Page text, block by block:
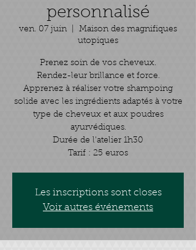
personnalisé
ven. 07 juin
Maison des magnifiques
utopiques
Prenez soin de vos cheveux.
Rendez-leur brillance et force.
Apprenez à réaliser votre shampoing
solide avec les ingrédients adaptés à votre
type de cheveux et aux poudres
ayurvédiques.
Durée de l'atelier 1h30
Tarif : 25 euros
Les inscriptions sont closes
Voir autres événements